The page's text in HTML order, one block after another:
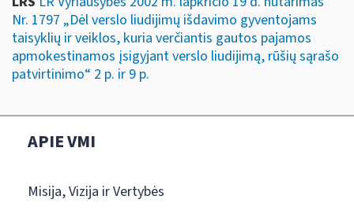
Nr. 1797 „Dėl verslo liudijimų išdavimo gyventojams
taisyklių ir veiklos, kuria verčiantis gautos pajamos
apmokestinamos įsigyjant verslo liudijimą, rūšių sąrašo
patvirtinimo“ 2 p. ir 9 p.
APIE VMI
Misija, Vizija ir Vertybės